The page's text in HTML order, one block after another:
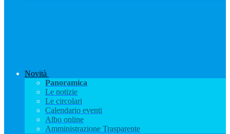
Novità
Panoramica
Le notizie
Le circolari
Calendario eventi
Albo online
Amministrazione Trasparente